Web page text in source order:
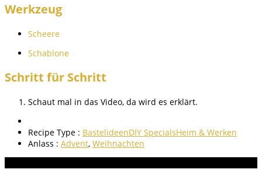
Werkzeug
Scheere
Schablone
Schritt für Schritt
Schaut mal in das Video, da wird es erklärt.
Recipe Type : BastelideenDIY SpecialsHeim & Werken
Anlass : Advent, Weihnachten